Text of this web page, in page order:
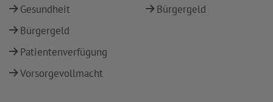
Gesundheit
Bürgergeld
Patientenverfügung
Vorsorgevollmacht
Bürgergeld